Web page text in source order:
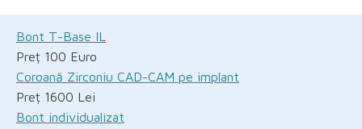
Bont T-Base IL
Preț 100 Euro
Coroană Zirconiu CAD-CAM pe implant
Preț 1600 Lei
Bont individualizat